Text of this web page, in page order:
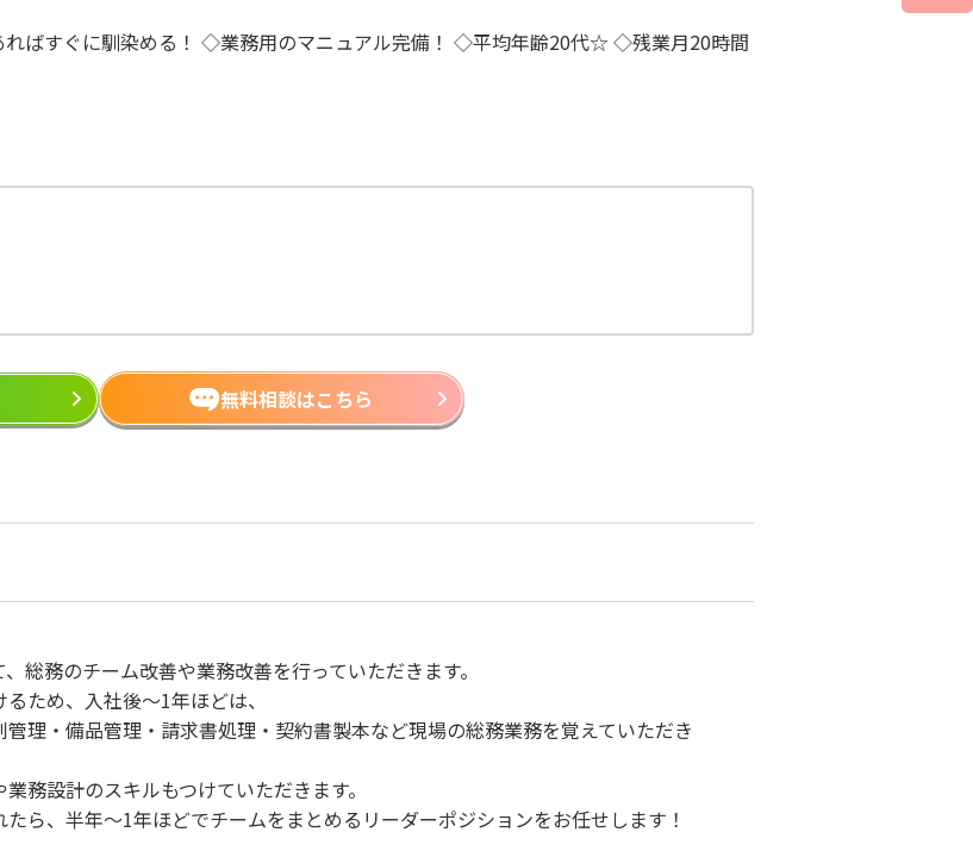
すぐに馴染める！ ◇業務用のマニュアル完備！ ◇平均年齢20代☆ ◇残業月20時間
無料相談はこちら
総務のチーム改善や業務改善を行っていただきます。
ため、入社後～1年ほどは、
理・備品管理・請求書処理・契約書製本など現場の総務業務を覚えていただき
務設計のスキルもつけていただきます。
ら、半年～1年ほどでチームをまとめるリーダーポジションをお任せします！